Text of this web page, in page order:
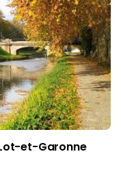
et-Garonne